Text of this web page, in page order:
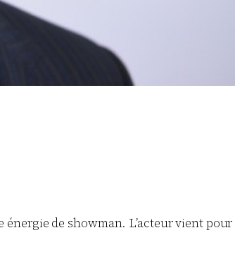
énergie de showman. L’acteur vient